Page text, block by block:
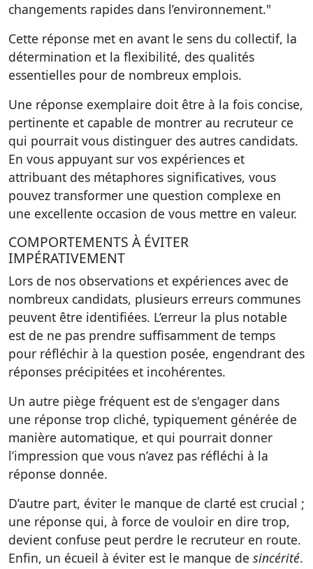
changements rapides dans l’environnement."
Cette réponse met en avant le sens du collectif, la
détermination et la flexibilité, des qualités
essentielles pour de nombreux emplois.
Une réponse exemplaire doit être à la fois concise,
pertinente et capable de montrer au recruteur ce
qui pourrait vous distinguer des autres candidats.
En vous appuyant sur vos expériences et
attribuant des métaphores significatives, vous
pouvez transformer une question complexe en
une excellente occasion de vous mettre en valeur.
COMPORTEMENTS À ÉVITER
IMPÉRATIVEMENT
Lors de nos observations et expériences avec de
nombreux candidats, plusieurs erreurs communes
peuvent être identifiées. L’erreur la plus notable
est de ne pas prendre suffisamment de temps
pour réfléchir à la question posée, engendrant des
réponses précipitées et incohérentes.
Un autre piège fréquent est de s'engager dans
une réponse trop cliché, typiquement générée de
manière automatique, et qui pourrait donner
l’impression que vous n’avez pas réfléchi à la
réponse donnée.
D’autre part, éviter le manque de clarté est crucial ;
une réponse qui, à force de vouloir en dire trop,
devient confuse peut perdre le recruteur en route.
Enfin, un écueil à éviter est le manque de sincérité.